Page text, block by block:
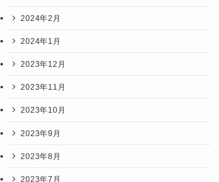
2024年2月
2024年1月
2023年12月
2023年11月
2023年10月
2023年9月
2023年8月
2023年7月